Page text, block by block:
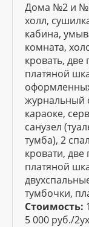
Дома №2 и
холл,
кабина,
комната,
кровать,
платяной
журнальный
караоке,
санузел
тумба), 2
кровати,
платяной
тумбочки,
Стоимость:
5 000 руб./